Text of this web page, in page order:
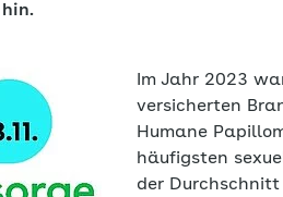
hin.
Im Jahr 2023
versicherten
Humane
häufigsten
der